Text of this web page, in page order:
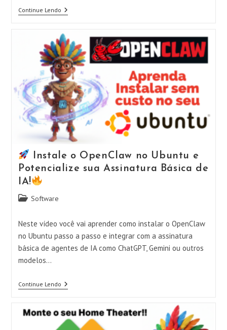
Continue Lendo
Como
O
OpenClaw
No
Windows
11
E
Potencializar
Sua
Assinatura
Básica
De
IA!
Instale o OpenClaw no Ubuntu e
Potencialize sua Assinatura Básica de
IA!
Categoria
post:
Software
Neste vídeo você vai aprender como instalar o OpenClaw
no Ubuntu passo a passo e integrar com a assinatura
básica de agentes de IA como ChatGPT, Gemini ou outros
modelos…
Continue Lendo
Instale
OpenClaw
No
Ubuntu